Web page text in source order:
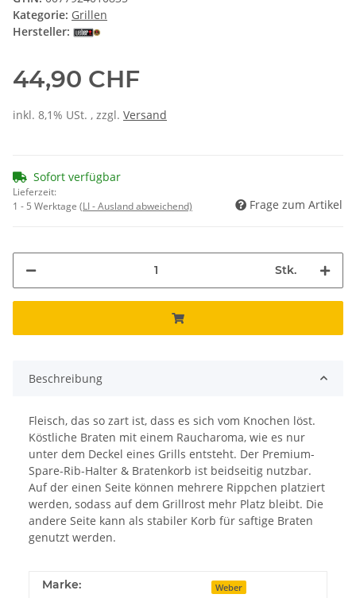
Kategorie: Grillen
Hersteller:
44,90 CHF
inkl. 8,1% USt. , zzgl. Versand
Sofort verfügbar
Lieferzeit:
1 - 5 Werktage (LI - Ausland abweichend) Frage zum Artikel
Stk.
Beschreibung
Fleisch, das so zart ist, dass es sich vom Knochen löst.
Köstliche Braten mit einem Raucharoma, wie es nur
unter dem Deckel eines Grills entsteht. Der Premium-
Spare-Rib-Halter & Bratenkorb ist beidseitig nutzbar.
Auf der einen Seite können mehrere Rippchen platziert
werden, sodass auf dem Grillrost mehr Platz bleibt. Die
andere Seite kann als stabiler Korb für saftige Braten
genutzt werden.
Marke: Weber